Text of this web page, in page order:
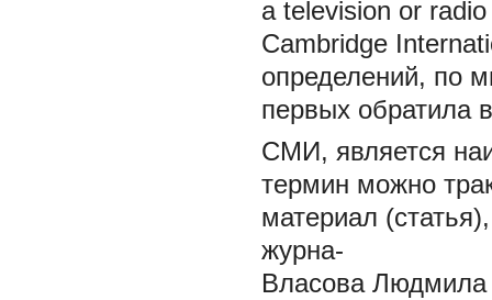
a television or
Cambridge
определений, по
первых обратила
СМИ, является
термин можно
материал
журна-
Власова Людмила